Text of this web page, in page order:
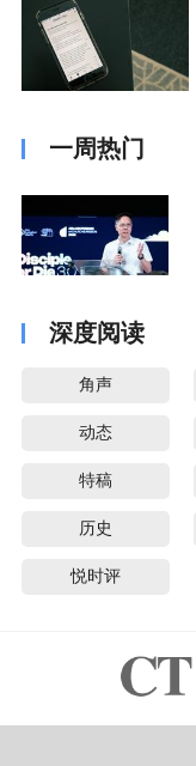
一周热门
深度阅读
角声
动态
特稿
历史
悦时评